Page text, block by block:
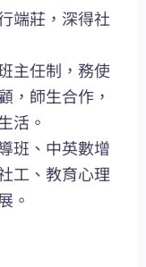
端莊，深得社
主任制，務使
，師生合作，
活。
班、中英數增
工、教育心理
。